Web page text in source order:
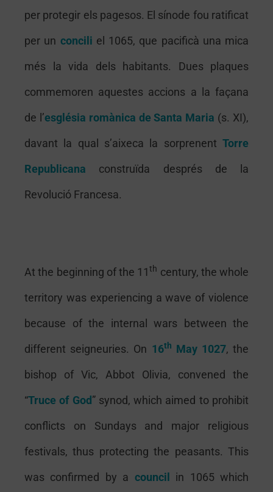
per protegir els pagesos. El sínode fou ratificat
per un concili el 1065, que pacificà una mica
més la vida dels habitants. Dues plaques
commemoren aquestes accions a la façana
de l’església romànica de Santa Maria (s. XI),
davant la qual s’aixeca la sorprenent Torre
Republicana construïda després de la
Revolució Francesa.
At the beginning of the 11th century, the whole
territory was experiencing a wave of violence
because of the internal wars between the
different seigneuries. On 16th May 1027, the
bishop of Vic, Abbot Olivia, convened the
“Truce of God” synod, which aimed to prohibit
conflicts on Sundays and major religious
festivals, thus protecting the peasants. This
was confirmed by a council in 1065 which